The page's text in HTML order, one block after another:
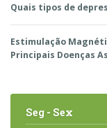
Quais tipos de
Estimulação
Principais Doenças
Seg - Sex